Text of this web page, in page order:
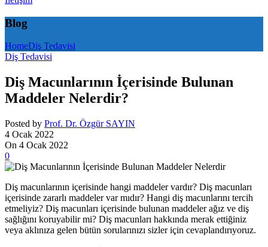
Blog
HomeDiş Tedavisi
Diş Tedavisi
Diş Macunlarının İçerisinde Bulunan
Maddeler Nelerdir?
Posted by Prof. Dr. Özgür SAYIN
4 Ocak 2022
On 4 Ocak 2022
0
Diş macunlarının içerisinde hangi maddeler vardır? Diş macunları
içerisinde zararlı maddeler var mıdır? Hangi diş macunlarını tercih
etmeliyiz? Diş macunları içerisinde bulunan maddeler ağız ve diş
sağlığını koruyabilir mi? Diş macunları hakkında merak ettiğiniz
veya aklınıza gelen bütün sorularınızı sizler için cevaplandırıyoruz.